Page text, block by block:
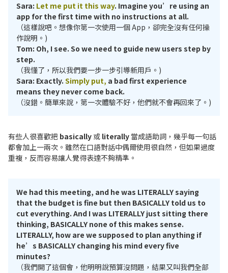
Sara: Let me put it this way. Imagine you’re using an
app for the first time with no instructions at all.
（這樣說吧。想像你第一次使用一個 App，卻完全沒有任何操
作說明。)
Tom: Oh, I see. So we need to guide new users step by
step.
（我懂了，所以我們要一步一步引導新用戶。)
Sara: Exactly. Simply put, a bad first experience
means they never come back.
（沒錯。簡單來說，第一次體驗不好，他們就不會再回來了。)
有些人很喜歡把 basically 或 literally 當成語助詞，幾乎每一句話
都會加上一兩次。雖然在口語對話中偶爾使用很自然，但如果過度
重複，反而容易讓人覺得表達不夠精準。
We had this meeting, and he was LITERALLY saying
that the budget is fine but then BASICALLY told us to
cut everything. And I was LITERALLY just sitting there
thinking, BASICALLY none of this makes sense.
LITERALLY, how are we supposed to plan anything if
he’s BASICALLY changing his mind every five
minutes?
（我們開了這個會，他明明說預算沒問題，結果又叫我們全部